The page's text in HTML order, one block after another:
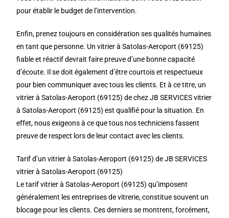
pour établir le budget de l’intervention.
Enfin, prenez toujours en considération ses qualités humaines
en tant que personne. Un vitrier à Satolas-Aeroport (69125)
fiable et réactif devrait faire preuve d’une bonne capacité
d’écoute. Il se doit également d’être courtois et respectueux
pour bien communiquer avec tous les clients. Et à ce titre, un
vitrier à Satolas-Aeroport (69125) de chez JB SERVICES vitrier
à Satolas-Aeroport (69125) est qualifié pour la situation. En
effet, nous exigeons à ce que tous nos techniciens fassent
preuve de respect lors de leur contact avec les clients.
Tarif d’un vitrier à Satolas-Aeroport (69125) de JB SERVICES
vitrier à Satolas-Aeroport (69125)
Le tarif vitrier à Satolas-Aeroport (69125) qu’imposent
généralement les entreprises de vitrerie, constitue souvent un
blocage pour les clients. Ces derniers se montrent, forcément,